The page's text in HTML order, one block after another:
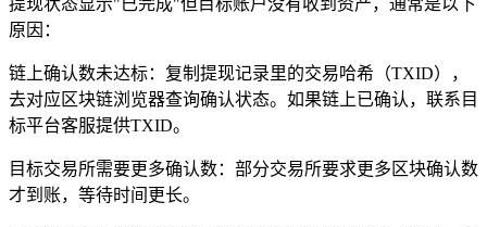
提现状态显示"已完成"但目标账户没有收到资产，通常是以下
原因：
链上确认数未达标：复制提现记录里的交易哈希（TXID），
去对应区块链浏览器查询确认状态。如果链上已确认，联系目
标平台客服提供TXID。
目标交易所需要更多确认数：部分交易所要求更多区块确认数
才到账，等待时间更长。